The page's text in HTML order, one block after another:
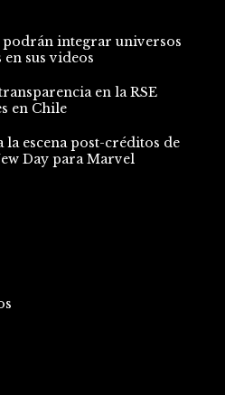
integrar universos
en sus videos
en la RSE
en Chile
la escena post-créditos de
Day para Marvel